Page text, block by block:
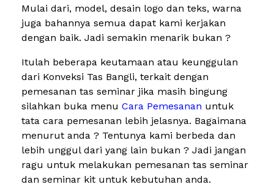
Mulai dari, model, desain logo dan teks, warna
juga bahannya semua dapat kami kerjakan
dengan baik. Jadi semakin menarik bukan ?
Itulah beberapa keutamaan atau keunggulan
dari Konveksi Tas Bangli, terkait dengan
pemesanan tas seminar jika masih bingung
silahkan buka menu Cara Pemesanan untuk
tata cara pemesanan lebih jelasnya. Bagaimana
menurut anda ? Tentunya kami berbeda dan
lebih unggul dari yang lain bukan ? Jadi jangan
ragu untuk melakukan pemesanan tas seminar
dan seminar kit untuk kebutuhan anda.